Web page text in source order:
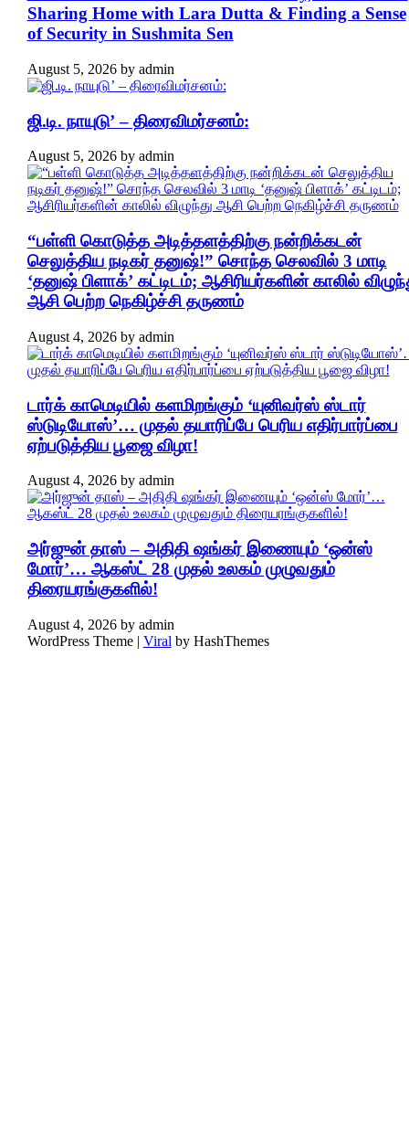
Sharing Home with Lara Dutta & Finding a Sense
of Security in Sushmita Sen
August 5, 2026by admin
ஜி.டி. நாயுடு’ – திரைவிமர்சனம்:
August 5, 2026by admin
“பள்ளி கொடுத்த அடித்தளத்திற்கு நன்றிக்கடன்
செலுத்திய நடிகர் தனுஷ்!” சொந்த செலவில் 3 மாடி
‘தனுஷ் பிளாக்’ கட்டிடம்; ஆசிரியர்களின் காலில்
ஆசி பெற்ற நெகிழ்ச்சி தருணம்
August 4, 2026by admin
டார்க் காமெடியில் களமிறங்கும் ‘யுனிவர்ஸ் ஸ்டார்
ஸ்டுடியோஸ்’… முதல் தயாரிப்பே பெரிய எதிர்பார்ப்பை
ஏற்படுத்திய பூஜை விழா!
August 4, 2026by admin
அர்ஜுன் தாஸ் – அதிதி ஷங்கர் இணையும் ‘ஒன்ஸ்
மோர்’… ஆகஸ்ட் 28 முதல் உலகம் முழுவதும்
திரையரங்குகளில்!
August 4, 2026by admin
WordPress Theme | Viral by HashThemes